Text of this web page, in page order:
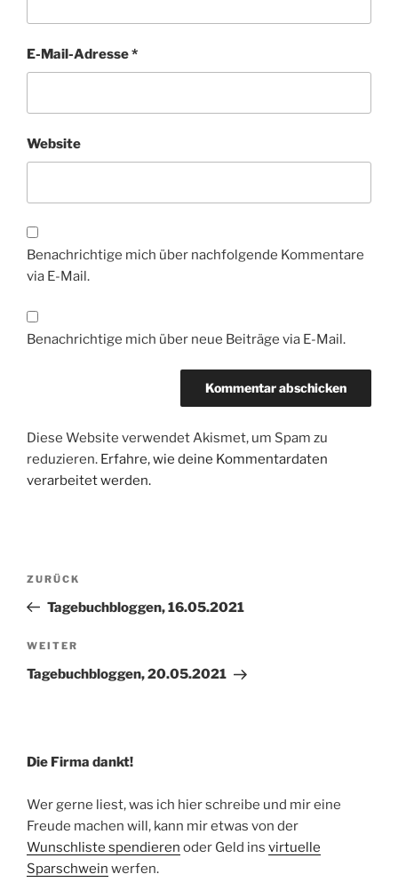
E-Mail-Adresse*
Website
Benachrichtige mich über nachfolgende Kommentare
via E-Mail.
Benachrichtige mich über neue Beiträge via E-Mail.
Diese Website verwendet Akismet, um Spam zu
reduzieren. Erfahre, wie deine Kommentardaten
verarbeitet werden.
Beitragsnavigation
Vorheriger
Beitrag
ZURÜCK
Tagebuchbloggen, 16.05.2021
Nächster
Beitrag
WEITER
Tagebuchbloggen, 20.05.2021
Die Firma dankt!
Wer gerne liest, was ich hier schreibe und mir eine
Freude machen will, kann mir etwas von der
Wunschliste spendieren oder Geld ins virtuelle
Sparschwein werfen.